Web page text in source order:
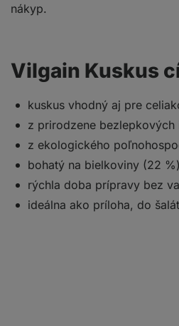
nákyp.
Vilgain Kuskus
kuskus vhodný aj pre
z prirodzene bezlepkových
z ekologického
bohatý na bielkoviny (22
rýchla doba prípravy bez
ideálna ako príloha, do